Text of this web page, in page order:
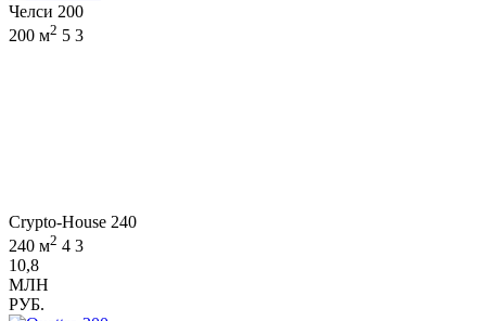
Челси 200
200 м2 5 3
Crypto-House 240
240 м2 4 3
10,8
МЛН
РУБ.